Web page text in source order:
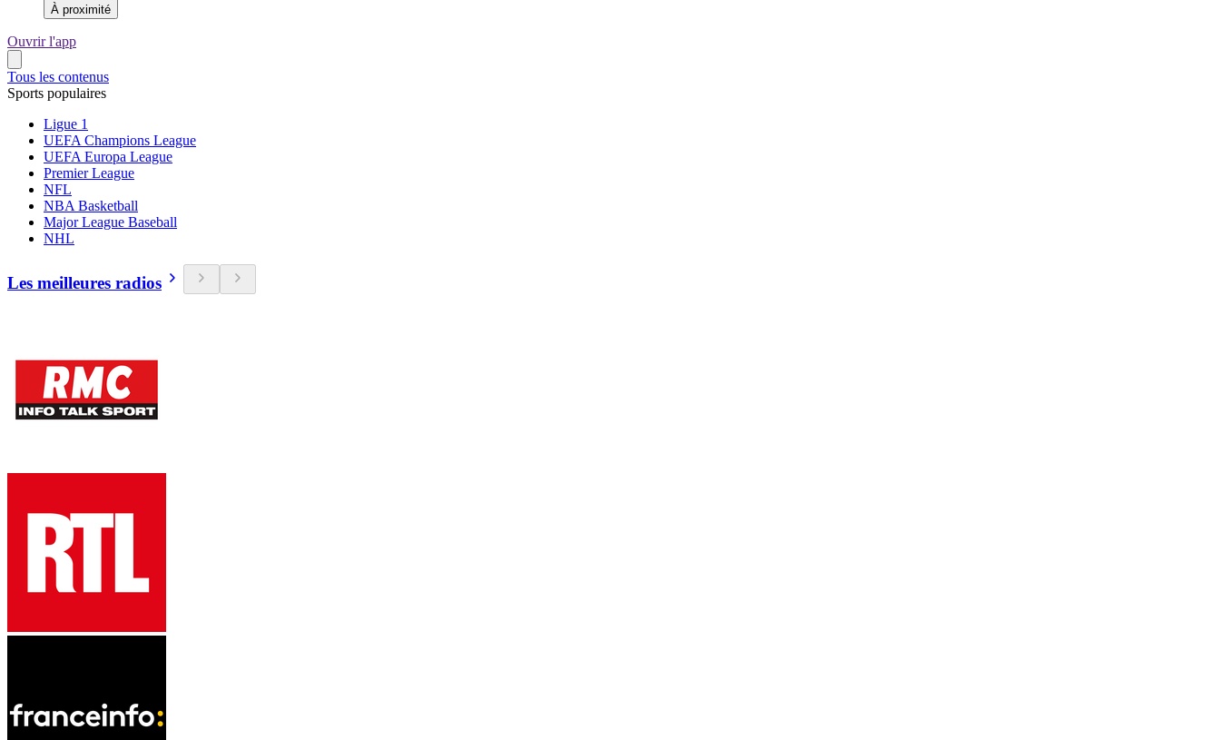
À proximité
Ouvrir l'app
Tous les contenus
Sports populaires
Ligue 1
UEFA Champions League
UEFA Europa League
Premier League
NFL
NBA Basketball
Major League Baseball
NHL
Les meilleures radios